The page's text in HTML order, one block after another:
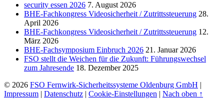
security essen 2026 7. August 2026
BHE-Fachkongress Videosicherheit / Zutrittssteuerung 28.
April 2026
BHE-Fachkongress Videosicherheit / Zutrittssteuerung 12.
März 2026
BHE-Fachsymposium Einbruch 2026 21. Januar 2026
FSO stellt die Weichen für die Zukunft: Führungswechsel
zum Jahresende 18. Dezember 2025
© 2026 FSO Fernwirk-Sicherheitssysteme Oldenburg GmbH |
Impressum | Datenschutz | Cookie-Einstellungen | Nach oben ↑